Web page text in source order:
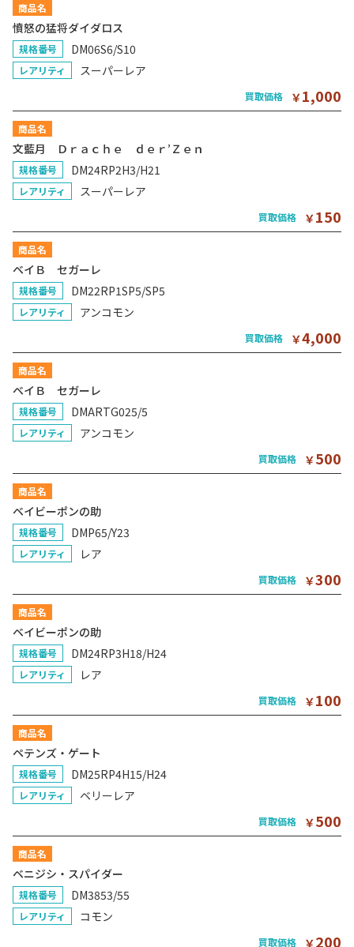
商品名
憤怒の猛将ダイダロス
規格番号 DM06S6/S10
レアリティ スーパーレア
買取価格 ￥1,000
商品名
文藍月 Ｄｒａｃｈｅ ｄｅｒ’Ｚｅｎ
規格番号 DM24RP2H3/H21
レアリティ スーパーレア
買取価格 ￥150
商品名
ベイＢ セガーレ
規格番号 DM22RP1SP5/SP5
レアリティ アンコモン
買取価格 ￥4,000
商品名
ベイＢ セガーレ
規格番号 DMARTG025/5
レアリティ アンコモン
買取価格 ￥500
商品名
ベイビーポンの助
規格番号 DMP65/Y23
レアリティ レア
買取価格 ￥300
商品名
ベイビーポンの助
規格番号 DM24RP3H18/H24
レアリティ レア
買取価格 ￥100
商品名
ペテンズ・ゲート
規格番号 DM25RP4H15/H24
レアリティ ベリーレア
買取価格 ￥500
商品名
ベニジシ・スパイダー
規格番号 DM3853/55
レアリティ コモン
買取価格 ￥200